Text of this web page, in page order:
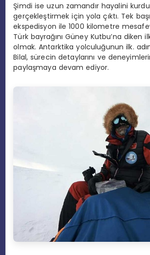
Şimdi ise uzun zamandır hayalini
gerçekleştirmek için yola çıktı. Tek
ekspedisyon ile 1000 kilometre
Türk bayrağını Güney Kutbu’na diken
olmak. Antarktika yolculuğunun ilk.
Bilal, sürecin detaylarını ve
paylaşmaya devam ediyor.